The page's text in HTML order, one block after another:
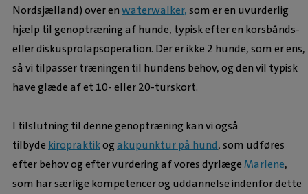
Nordsjælland) over enwaterwalker,som er en uvurderlig
hjælp til genoptræning af hunde, typisk efter en korsbånds-
eller diskusprolapsoperation. Der er ikke 2 hunde, som er ens,
så vi tilpasser træningen til hundens behov, og den vil typisk
have glæde af et 10- eller 20-turskort.
I tilslutning til denne genoptræning kan vi også
tilbyde kiropraktikogakupunktur på hund, som udføres
efter behov og efter vurdering af vores dyrlægeMarlene,
som har særlige kompetencer og uddannelse indenfor dette